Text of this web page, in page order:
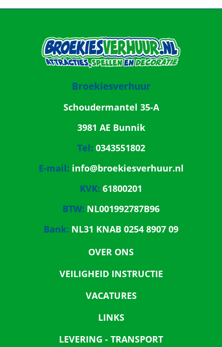
Broekiesverhuur
Schoudermantel 35-A
3981 AE Bunnik
Tel: 0343551802
E-mail: info@broekiesverhuur.nl
KVK: 61800201
BTW: NL001992787B96
Bank: NL31 KNAB 0254 8907 09
OVER ONS
VEILIGHEID INSTRUCTIE
VACATURES
LINKS
LEVERING - TRANSPORT